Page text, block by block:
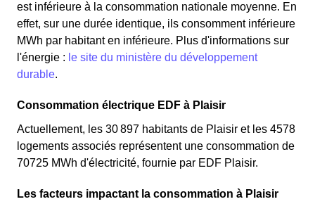
est inférieure à la consommation nationale moyenne. En
effet, sur une durée identique, ils consomment inférieure
MWh par habitant en inférieure. Plus d'informations sur
l'énergie : le site du ministère du développement
durable.
Consommation électrique EDF à Plaisir
Actuellement, les 30 897 habitants de Plaisir et les 4578
logements associés représentent une consommation de
70725 MWh d'électricité, fournie par EDF Plaisir.
Les facteurs impactant la consommation à Plaisir